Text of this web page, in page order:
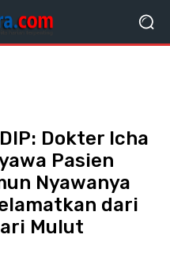
Dokter Icha
Pasien
Nyawanya
dari
Mulut